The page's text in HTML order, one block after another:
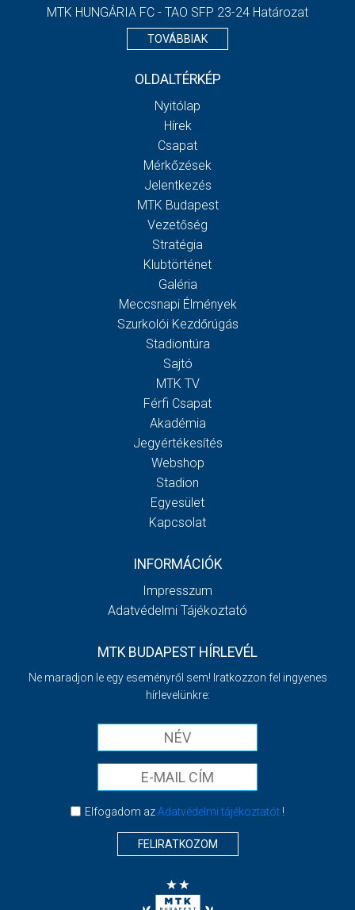
MTK HUNGÁRIA FC - TAO SFP 23-24 Határozat
TOVÁBBIAK
OLDALTÉRKÉP
Nyitólap
Hírek
Csapat
Mérkőzések
Jelentkezés
MTK Budapest
Vezetőség
Stratégia
Klubtörténet
Galéria
Meccsnapi Élmények
Szurkolói Kezdőrúgás
Stadiontúra
Sajtó
MTK TV
Férfi Csapat
Akadémia
Jegyértékesítés
Webshop
Stadion
Egyesület
Kapcsolat
INFORMÁCIÓK
Impresszum
Adatvédelmi Tájékoztató
MTK BUDAPEST HÍRLEVÉL
Ne maradjon le egy eseményről sem! Iratkozzon fel ingyenes
hírlevelünkre:
Elfogadom azAdatvédelmi tájékoztatót!
FELIRATKOZOM